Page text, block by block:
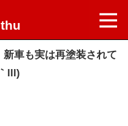
車も実は再塗装されて
lll)